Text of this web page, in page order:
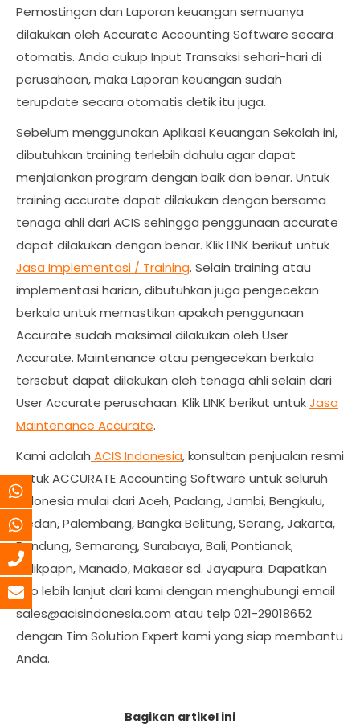
Pemostingan dan Laporan keuangan semuanya
dilakukan oleh Accurate Accounting Software secara
otomatis. Anda cukup Input Transaksi sehari-hari di
perusahaan, maka Laporan keuangan sudah
terupdate secara otomatis detik itu juga.
Sebelum menggunakan Aplikasi Keuangan Sekolah ini,
dibutuhkan training terlebih dahulu agar dapat
menjalankan program dengan baik dan benar. Untuk
training accurate dapat dilakukan dengan bersama
tenaga ahli dari ACIS sehingga penggunaan accurate
dapat dilakukan dengan benar. Klik LINK berikut untuk
Jasa Implementasi / Training. Selain training atau
implementasi harian, dibutuhkan juga pengecekan
berkala untuk memastikan apakah penggunaan
Accurate sudah maksimal dilakukan oleh User
Accurate. Maintenance atau pengecekan berkala
tersebut dapat dilakukan oleh tenaga ahli selain dari
User Accurate perusahaan. Klik LINK berikut untukJasa
Maintenance Accurate.
Kami adalah ACIS Indonesia, konsultan penjualan resmi
untuk ACCURATE Accounting Software untuk seluruh
Indonesia mulai dari Aceh, Padang, Jambi, Bengkulu,
Medan, Palembang, Bangka Belitung, Serang, Jakarta,
Bandung, Semarang, Surabaya, Bali, Pontianak,
Balikpapn, Manado, Makasar sd. Jayapura. Dapatkan
info lebih lanjut dari kami dengan menghubungi email
sales@acisindonesia.com atau telp 021-29018652
dengan Tim Solution Expert kami yang siap membantu
Anda.
Bagikan artikel ini